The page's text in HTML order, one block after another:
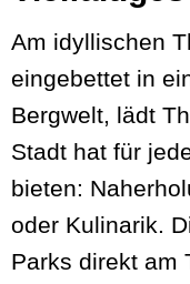
Am idyllischen
eingebettet in
Bergwelt, lädt
Stadt hat für
bieten:
oder Kulinarik.
Parks direkt am